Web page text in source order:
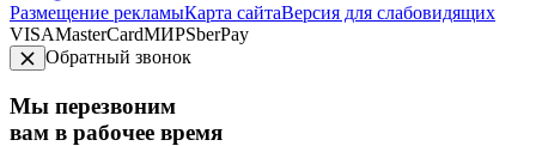
Размещение рекламыКарта сайтаВерсия для слабовидящих
VISAMasterCardМИРSberPay
Обратный звонок
Мы перезвоним
вам в рабочее время